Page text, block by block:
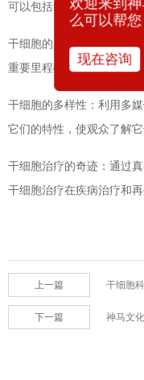
可以包括以下要素：
干细胞的起源和发展历程
重要里程碑和突破。
干细胞的多样性：利用多
它们的特性，使观众了解
干细胞治疗的奇迹：通过
干细胞治疗在疾病治疗和再
上一篇 干细胞
下一篇 神马文
么可以帮您
现在咨询